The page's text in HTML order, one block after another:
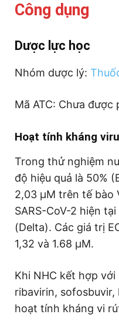
Công dụng
Dược lực học
Nhóm dược lý:
Mã ATC: Chưa được
Hoạt tính kháng
Trong thử nghiệm
độ hiệu quả là 50%
2,03 µM trên tế bào
SARS-CoV-2 hiện tại
(Delta). Các giá trị
1,32 và 1.68 µM.
Khi NHC kết hợp
ribavirin, sofosbuvir,
hoạt tính kháng vi